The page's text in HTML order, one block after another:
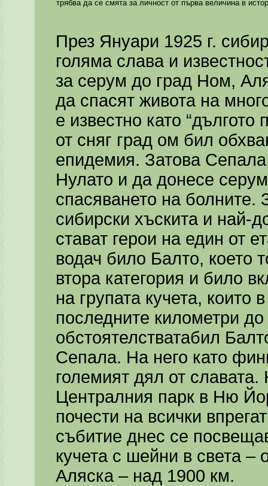
трябва да се смята за личност от първа величина в
През Януари 1925 г.
голяма слава и
за серум до град Ном,
да спасят живота на
е известно като
от сняг град ом бил
епидемия. Затова
Нулато и да донесе
спасяването на болните.
сибирски хъскита и най-
стават герои на един от
водач било Балто, което
втора категория и било
на групата кучета, които
последните километри
обстоятелстватабил
Сепала. На него като
големият дял от славата.
Централния парк в Ню
почести на всички
събитие днес се
кучета с шейни в света
Аляска – над 1900 км.